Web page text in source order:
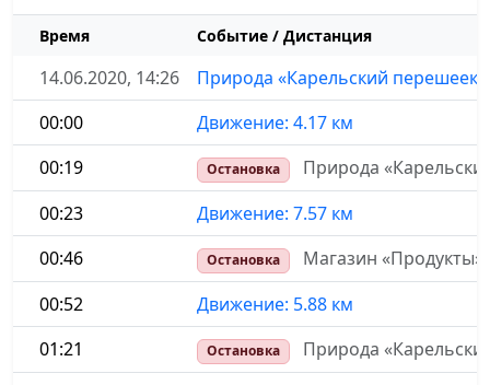
Время Событие / Дистанция
14.06.2020, 14:26
Природа «Карельский
00:00
Движение: 4.17 км
00:19
Остановка
Природа
00:23
Движение: 7.57 км
00:46
Остановка
Магазин
00:52
Движение: 5.88 км
01:21
Остановка
Природа